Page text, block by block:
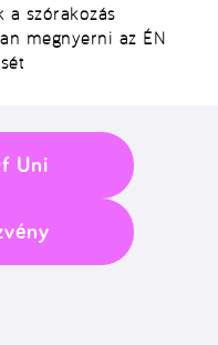
a szórakozás
megnyerni az ÉN
Uni